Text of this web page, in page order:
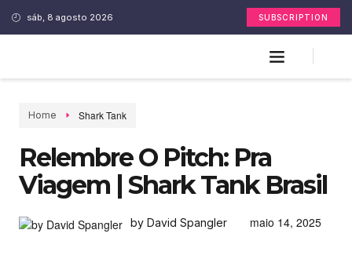
sáb, 8 agosto 2026 SUBSCRIPTION
Home Shark Tank
Relembre O Pitch: Pra
Viagem | Shark Tank Brasil
by David Spangler maio 14, 2025